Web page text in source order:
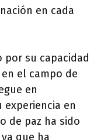
en cada
por su capacidad
el campo de
en
experiencia en
de paz ha sido
que ha